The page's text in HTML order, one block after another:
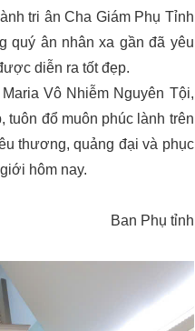
tri ân Cha Giám Phụ Tỉnh
quý ân nhân xa gần đã yêu
diễn ra tốt đẹp.
Vô Nhiễm Nguyên Tội,
đổ muôn phúc lành trên
thương, quảng đại và phục
hôm nay.
Ban Phụ tỉnh